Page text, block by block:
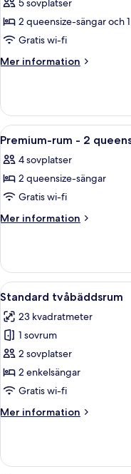
säng
foton
för
Premium-
rum
sängar
5 sovplatser
2 queensize-sängar och
Gratis wi-fi
Mer information
Mer
rum
flera
Öppna
alla
foton
för
Premium-
rum
queensize-
sängar
6
Premium-rum - 2
4 sovplatser
2 queensize-sängar
Gratis wi-fi
Mer information
Mer
rum
2
sängar
Öppna
alla
foton
för
Standard
tvåbäddsrum
8
Standard tvåbäddsrum
23 kvadratmeter
1 sovrum
2 sovplatser
2 enkelsängar
Gratis wi-fi
Mer information
Mer
tvåbäddsrum